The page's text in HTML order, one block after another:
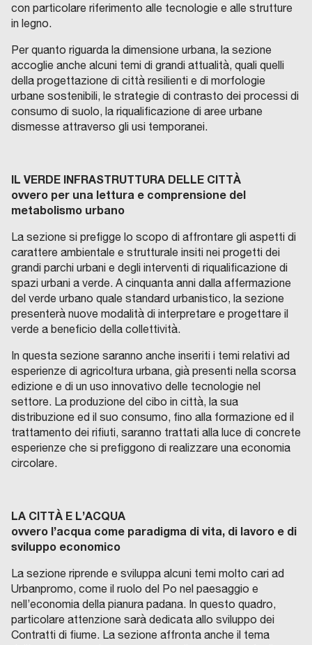
con particolare riferimento alle tecnologie e alle strutture
in legno.
Per quanto riguarda la dimensione urbana, la sezione
accoglie anche alcuni temi di grandi attualità, quali quelli
della progettazione di città resilienti e di morfologie
urbane sostenibili, le strategie di contrasto dei processi di
consumo di suolo, la riqualificazione di aree urbane
dismesse attraverso gli usi temporanei.
IL VERDE INFRASTRUTTURA DELLE CITTÀ
ovvero per una lettura e comprensione del
metabolismo urbano
La sezione si prefigge lo scopo di affrontare gli aspetti di
carattere ambientale e strutturale insiti nei progetti dei
grandi parchi urbani e degli interventi di riqualificazione di
spazi urbani a verde. A cinquanta anni dalla affermazione
del verde urbano quale standard urbanistico, la sezione
presenterà nuove modalità di interpretare e progettare il
verde a beneficio della collettività.
In questa sezione saranno anche inseriti i temi relativi ad
esperienze di agricoltura urbana, già presenti nella scorsa
edizione e di un uso innovativo delle tecnologie nel
settore. La produzione del cibo in città, la sua
distribuzione ed il suo consumo, fino alla formazione ed il
trattamento dei rifiuti, saranno trattati alla luce di concrete
esperienze che si prefiggono di realizzare una economia
circolare.
LA CITTÀ E L’ACQUA
ovvero l’acqua come paradigma di vita, di lavoro e di
sviluppo economico
La sezione riprende e sviluppa alcuni temi molto cari ad
Urbanpromo, come il ruolo del Po nel paesaggio e
nell’economia della pianura padana. In questo quadro,
particolare attenzione sarà dedicata allo sviluppo dei
Contratti di fiume. La sezione affronta anche il tema